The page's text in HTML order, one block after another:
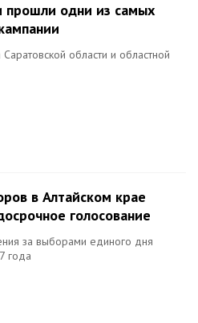
прошли одни из самых
области и областной
в Алтайском крае
голосование
за выборами единого дня
года